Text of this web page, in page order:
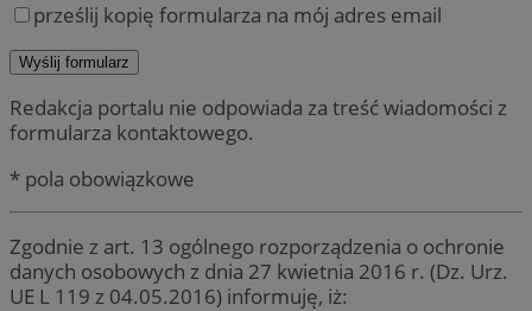
prześlij kopię formularza na mój adres email
Redakcja portalu nie odpowiada za treść wiadomości z
formularza kontaktowego.
* pola obowiązkowe
Zgodnie z art. 13 ogólnego rozporządzenia o ochronie
danych osobowych z dnia 27 kwietnia 2016 r. (Dz. Urz.
UE L 119 z 04.05.2016) informuję, iż: